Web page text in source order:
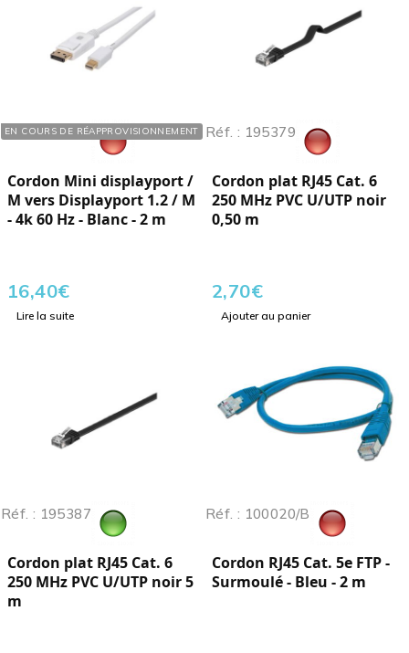
EN COURS DE RÉAPPROVISIONNEMENT
Réf. : 625105
Cordon Mini displayport /
M vers Displayport 1.2 / M
- 4k 60 Hz - Blanc - 2 m
16,40€
Lire la suite
Réf. : 195379
Cordon plat RJ45 Cat. 6
250 MHz PVC U/UTP noir
0,50 m
2,70€
Ajouter au panier
Réf. : 195387
Cordon plat RJ45 Cat. 6
250 MHz PVC U/UTP noir 5
m
Réf. : 100020/B
Cordon RJ45 Cat. 5e FTP -
Surmoulé - Bleu - 2 m